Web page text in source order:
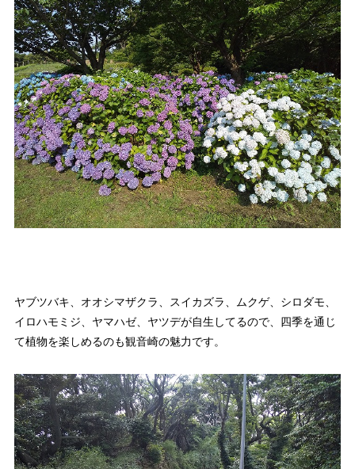
ヤブツバキ、オオシマザクラ、スイカズラ、ムクゲ、シロダモ、
イロハモミジ、ヤマハゼ、ヤツデが自生してるので、四季を通じ
て植物を楽しめるのも観音崎の魅力です。